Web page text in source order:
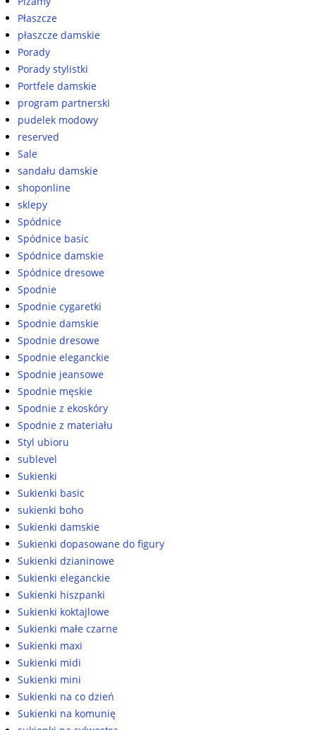
Płaszcze
płaszcze damskie
Porady
Porady stylistki
Portfele damskie
program partnerski
pudelek modowy
reserved
Sale
sandału damskie
shoponline
sklepy
Spódnice
Spódnice basic
Spódnice damskie
Spódnice dresowe
Spodnie
Spodnie cygaretki
Spodnie damskie
Spodnie dresowe
Spodnie eleganckie
Spodnie jeansowe
Spodnie męskie
Spodnie z ekoskóry
Spodnie z materiału
Styl ubioru
sublevel
Sukienki
Sukienki basic
sukienki boho
Sukienki damskie
Sukienki dopasowane do figury
Sukienki dzianinowe
Sukienki eleganckie
Sukienki hiszpanki
Sukienki koktajlowe
Sukienki małe czarne
Sukienki maxi
Sukienki midi
Sukienki mini
Sukienki na co dzień
Sukienki na komunię